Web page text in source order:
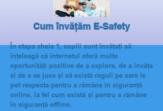
Cum învățăm E-Safety
În etapa cheie 1, copiii sunt învățați să
înțeleagă că internetul oferă multe
oportunități pozitive de a explora, de a învăța
și de a se juca și că există reguli pe care le
pot respecta pentru a rămâne în siguranță
online, la fel cum există și pentru a rămâne
în siguranță offline.